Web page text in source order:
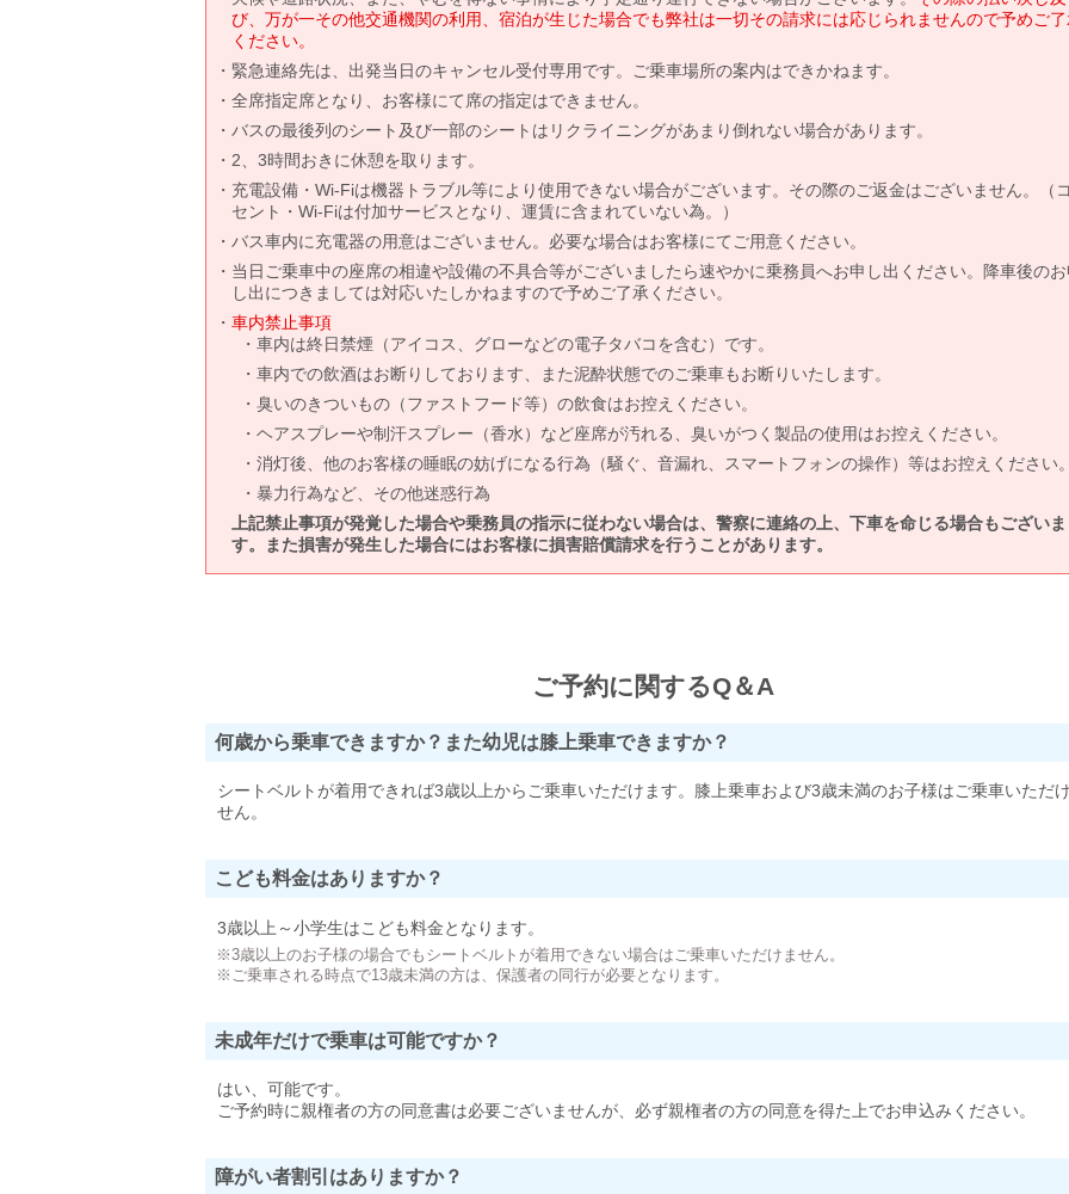
び、万が一その他交通機関の利用、宿泊が生じた場合でも弊社は一切その請求には応じられませんので予めご
ください。
緊急連絡先は、出発当日のキャンセル受付専用です。ご乗車場所の案内はできかねます。
全席指定席となり、お客様にて席の指定はできません。
バスの最後列のシート及び一部のシートはリクライニングがあまり倒れない場合があります。
2、3時間おきに休憩を取ります。
充電設備・Wi-Fiは機器トラブル等により使用できない場合がございます。その際のご返金はございません。（
セント・Wi-Fiは付加サービスとなり、運賃に含まれていない為。）
バス車内に充電器の用意はございません。必要な場合はお客様にてご用意ください。
当日ご乗車中の座席の相違や設備の不具合等がございましたら速やかに乗務員へお申し出ください。降車後の
し出につきましては対応いたしかねますので予めご了承ください。
車内禁止事項
車内は終日禁煙（アイコス、グローなどの電子タバコを含む）です。
車内での飲酒はお断りしております、また泥酔状態でのご乗車もお断りいたします。
臭いのきついもの（ファストフード等）の飲食はお控えください。
ヘアスプレーや制汗スプレー（香水）など座席が汚れる、臭いがつく製品の使用はお控えください。
消灯後、他のお客様の睡眠の妨げになる行為（騒ぐ、音漏れ、スマートフォンの操作）等はお控えください
暴力行為など、その他迷惑行為
上記禁止事項が発覚した場合や乗務員の指示に従わない場合は、警察に連絡の上、下車を命じる場合もございま
す。また損害が発生した場合にはお客様に損害賠償請求を行うことがあります。
ご予約に関するQ＆A
何歳から乗車できますか？また幼児は膝上乗車できますか？
シートベルトが着用できれば3歳以上からご乗車いただけます。膝上乗車および3歳未満のお子様はご乗車いただ
せん。
こども料金はありますか？
3歳以上～小学生はこども料金となります。
※3歳以上のお子様の場合でもシートベルトが着用できない場合はご乗車いただけません。
※ご乗車される時点で13歳未満の方は、保護者の同行が必要となります。
未成年だけで乗車は可能ですか？
はい、可能です。
ご予約時に親権者の方の同意書は必要ございませんが、必ず親権者の方の同意を得た上でお申込みください。
障がい者割引はありますか？